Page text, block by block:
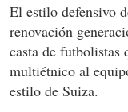
El estilo defensivo
renovación
casta de futbolistas
multiétnico al
estilo de Suiza.